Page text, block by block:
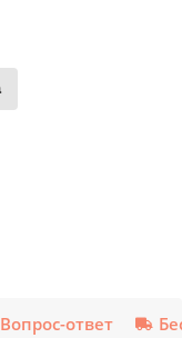
Вопрос-ответ